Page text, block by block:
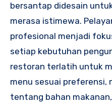
bersantap didesain
merasa istimewa.
profesional menjadi
setiap kebutuhan
restoran terlatih untuk
menu sesuai preferensi,
tentang bahan